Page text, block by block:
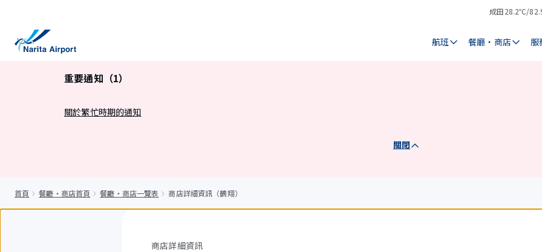
成田
氣
28.2℃/
天
航班 餐廳・商店 服
重要通知（1）
關於繁忙時期的通知
關閉
首頁 餐廳・商店首頁 餐廳・商店一覽表 商店詳細資訊（鶴翔）
商店詳細資訊